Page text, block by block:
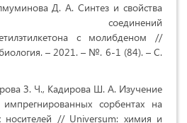
Д. А. Синтез и свойства
соединений
с молибденом //
– 2021. – №. 6-1 (84). – С.
З. Ч., Кадирова Ш. А. Изучение
сорбентах на
носителей // Universum: химия и